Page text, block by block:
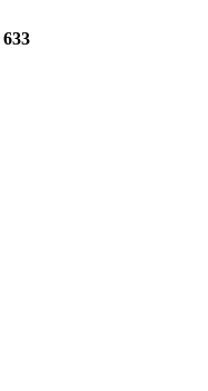
633